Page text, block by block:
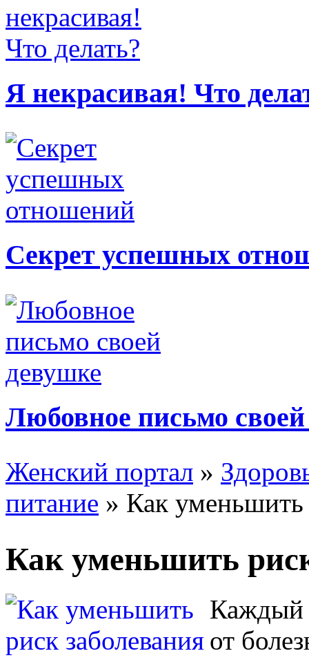
Я некрасивая! Что
Секрет успешных
Любовное письмо
Женский портал »
питание » Как уменьшить
Как уменьшить
Каждый
от